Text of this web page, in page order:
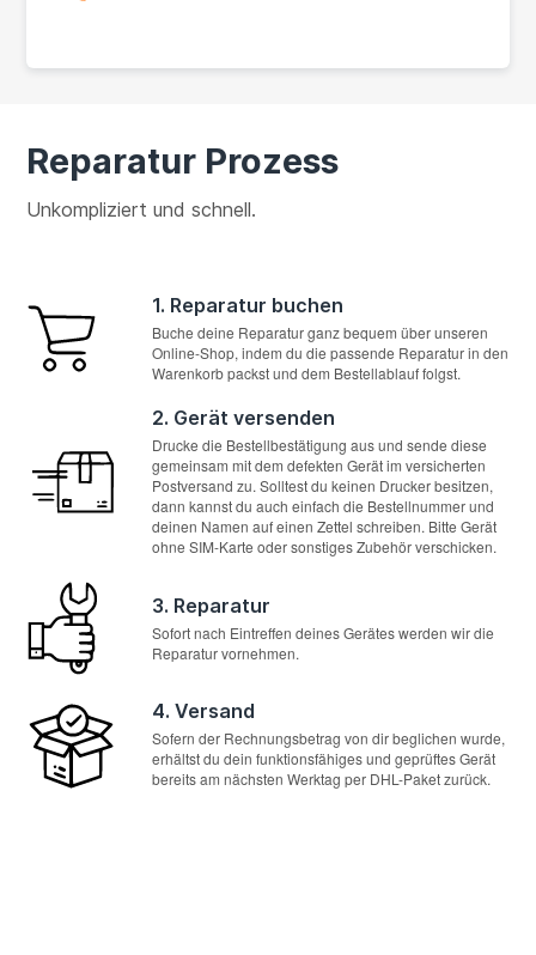
Reparatur Prozess
Unkompliziert und schnell.
1. Reparatur buchen
Buche deine Reparatur ganz bequem über unseren
Online-Shop, indem du die passende Reparatur in den
Warenkorb packst und dem Bestellablauf folgst.
2. Gerät versenden
Drucke die Bestellbestätigung aus und sende diese
gemeinsam mit dem defekten Gerät im versicherten
Postversand zu. Solltest du keinen Drucker besitzen,
dann kannst du auch einfach die Bestellnummer und
deinen Namen auf einen Zettel schreiben. Bitte Gerät
ohne SIM-Karte oder sonstiges Zubehör verschicken.
3. Reparatur
Sofort nach Eintreffen deines Gerätes werden wir die
Reparatur vornehmen.
4. Versand
Sofern der Rechnungsbetrag von dir beglichen wurde,
erhältst du dein funktionsfähiges und geprüftes Gerät
bereits am nächsten Werktag per DHL-Paket zurück.